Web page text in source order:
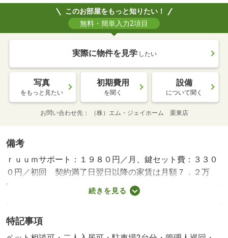
このお部屋をもっと知りたい！
無料・簡単入力2項目
実際に物件を見学 したい
写真
をもっと見たい
初期費用
を聞く
設備
について聞く
お問い合わせ先 （株）エム・ジェイホーム 栗東店
備考
ｒｕｕｍサポート：１９８０円／月、鍵セット費：３３０
０円／初回 契約満了日翌日以降の家賃は月額７．２万
円・賃貸保証等：加入要（ハウスリーブ利用必須 初回保
証料 ２５，０００円、月額総賃料の２．５％）・管理形
ターネットが無料で使えます！・バイク置場：なし・駐輪
場：有/クリーニング費 80000円
続きを見る
特記事項